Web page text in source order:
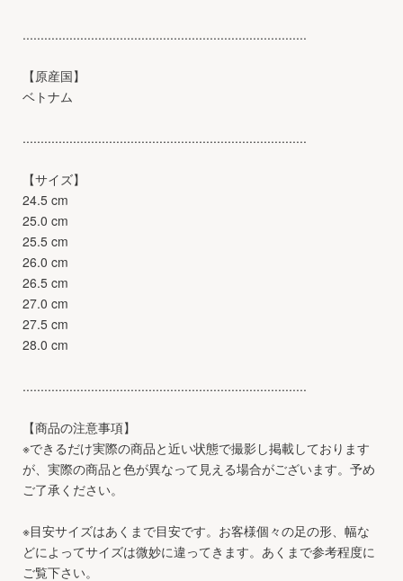
...............................................................................
【原産国】
ベトナム
...............................................................................
【サイズ】
24.5 cm
25.0 cm
25.5 cm
26.0 cm
26.5 cm
27.0 cm
27.5 cm
28.0 cm
...............................................................................
【商品の注意事項】
※できるだけ実際の商品と近い状態で撮影し掲載しております
が、実際の商品と色が異なって見える場合がございます。予め
ご了承ください。
※目安サイズはあくまで目安です。お客様個々の足の形、幅な
どによってサイズは微妙に違ってきます。あくまで参考程度に
ご覧下さい。